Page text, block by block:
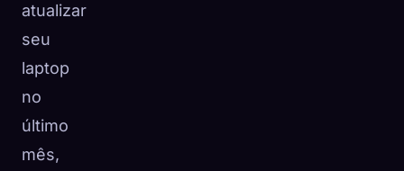
atualizar
seu
laptop
no
último
mês,